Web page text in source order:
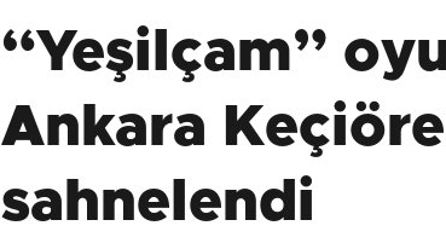
“Yeşilçam”
Ankara
sahnelendi